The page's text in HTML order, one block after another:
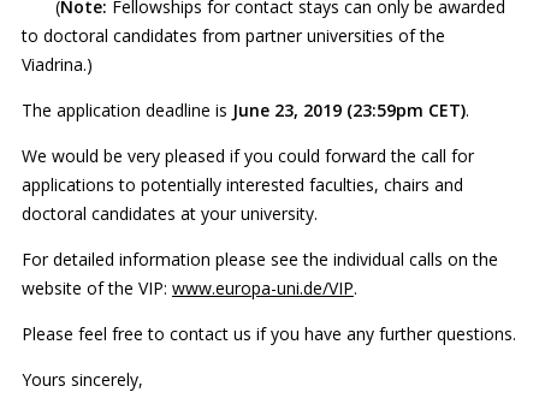
(Note: Fellowships for contact stays can only be awarded
to doctoral candidates from partner universities of the
Viadrina.)
The application deadline is June 23, 2019 (23:59pm CET).
We would be very pleased if you could forward the call for
applications to potentially interested faculties, chairs and
doctoral candidates at your university.
For detailed information please see the individual calls on the
website of the VIP: www.europa-uni.de/VIP.
Please feel free to contact us if you have any further questions.
Yours sincerely,